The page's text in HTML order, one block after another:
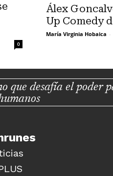
0
Álex
Up Comedy
María Virginia Hobaica -
que desafía el poder